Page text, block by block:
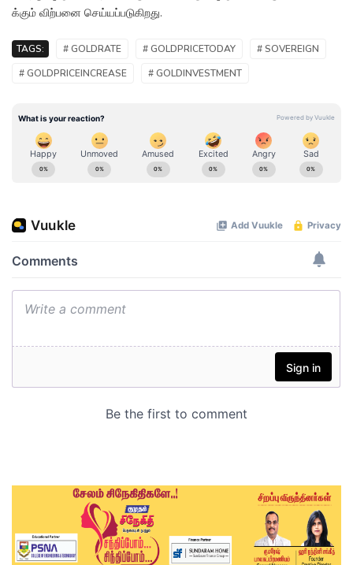
க்கும் விற்பனை செய்யப்படுகிறது.
TAGS: # GOLDRATE # GOLDPRICETODAY
# SOVEREIGN
# GOLDPRICEINCREASE
# GOLDINVESTMENT